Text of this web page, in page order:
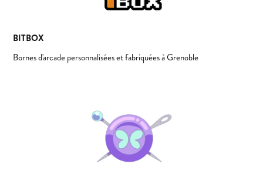
BITBOX
Bornes d'arcade personnalisées et fabriquées à Grenoble